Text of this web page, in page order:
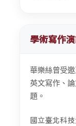
學術寫作
華樂絲曾受
英文寫作、
題。
國立臺北科